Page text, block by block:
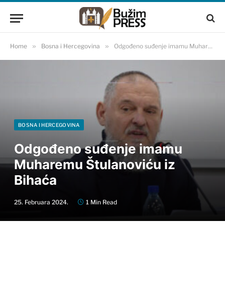
Home » Bosna i Hercegovina » Odgođeno suđenje imamu Muharemu Štulanoviću iz Bihaća
BOSNA I HERCEGOVINA
Odgođeno suđenje imamu
Muharemu Štulanoviću iz
Bihaća
25. Februara 2024. 1 Min Read